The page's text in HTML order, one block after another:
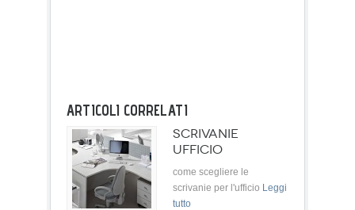
ARTICOLI CORRELATI
SCRIVANIE
UFFICIO
come scegliere le
scrivanie per l'ufficio Leggi
tutto